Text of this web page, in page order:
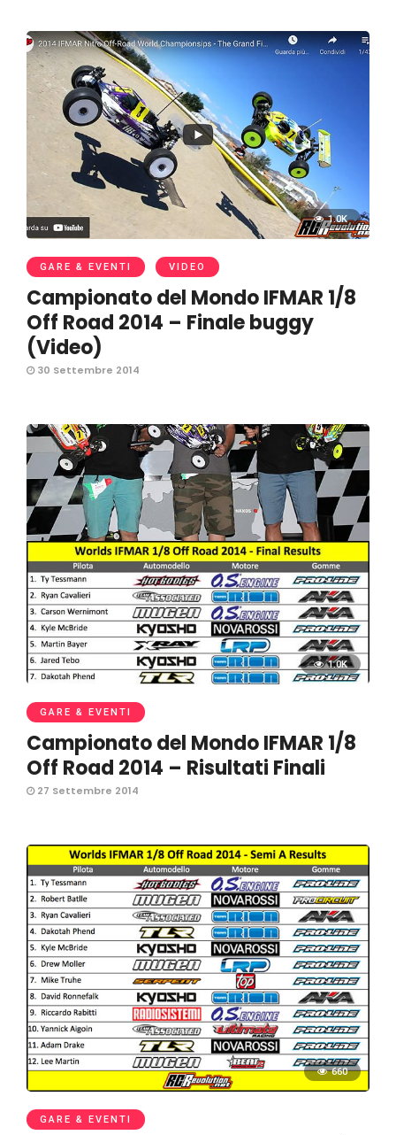
1.0K
GARE & EVENTI VIDEO
Campionato del Mondo IFMAR 1/8
Off Road 2014 – Finale buggy
(Video)
30 Settembre 2014
1.0K
GARE & EVENTI
Campionato del Mondo IFMAR 1/8
Off Road 2014 – Risultati Finali
27 Settembre 2014
660
GARE & EVENTI